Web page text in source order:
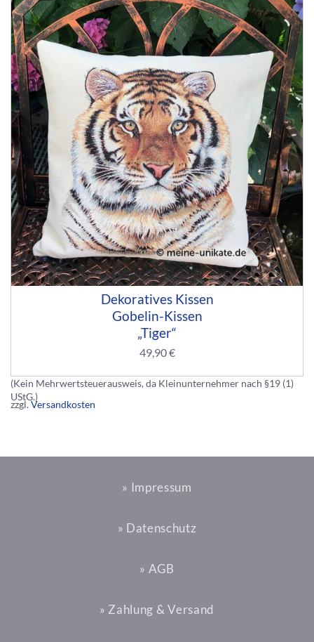
Dekoratives Kissen
Gobelin-Kissen
„Tiger“
49,90€
(Kein Mehrwertsteuerausweis, da Kleinunternehmer nach §19 (1)
UStG.)
zzgl.Versandkosten
» Impressum
» Datenschutz
» AGB
» Zahlung & Versand